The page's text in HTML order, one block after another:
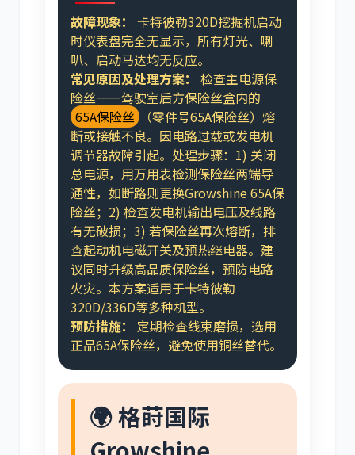
故障现象：
卡特彼勒320D挖掘机启动
时仪表盘完全无显示，所有灯光、喇
叭、启动马达均无反应。
常见原因及处理方案：
检查主电源保
险丝——驾驶室后方保险丝盒内的
65A保险丝
（零件号65A保险丝）熔
断或接触不良。因电路过载或发电机
调节器故障引起。处理步骤：1) 关闭
总电源，用万用表检测保险丝两端导
通性，如断路则更换Growshine 65A保
险丝；2) 检查发电机输出电压及线路
有无破损；3) 若保险丝再次熔断，排
查起动机电磁开关及预热继电器。建
议同时升级高品质保险丝，预防电路
火灾。本方案适用于卡特彼勒
320D/336D等多种机型。
预防措施：
定期检查线束磨损，选用
正品65A保险丝，避免使用铜丝替代。
🌍 格莳国际